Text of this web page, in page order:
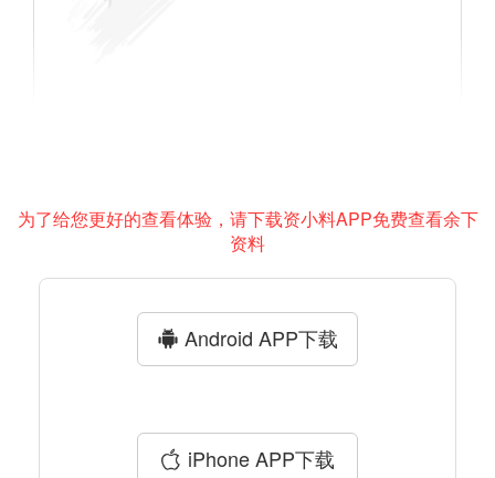
为了给您更好的查看体验，请下载资小料APP免费查看余下
资料
Android APP下载
iPhone APP下载